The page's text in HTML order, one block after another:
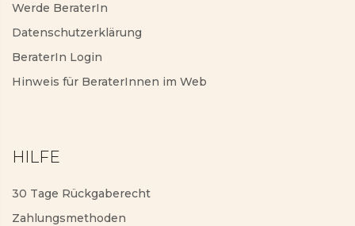
Werde BeraterIn
Datenschutzerklärung
BeraterIn Login
Hinweis für BeraterInnen im Web
HILFE
30 Tage Rückgaberecht
Zahlungsmethoden